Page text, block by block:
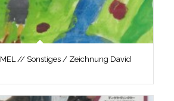
// Sonstiges / Zeichnung David